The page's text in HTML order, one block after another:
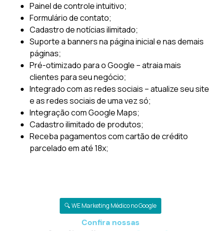
Painel de controle intuitivo;
Formulário de contato;
Cadastro de notícias ilimitado;
Suporte a banners na página inicial e nas demais
páginas;
Pré-otimizado para o Google – atraia mais
clientes para seu negócio;
Integrado com as redes sociais – atualize seu site
e as redes sociais de uma vez só;
Integração com Google Maps;
Cadastro ilimitado de produtos;
Receba pagamentos com cartão de crédito
parcelado em até 18x;
🔍 WE Marketing Médico no Google
Confira nossas